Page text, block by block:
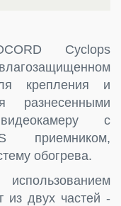
Cyclops
крепления и
с
приемником,
обогрева.
из двух частей -